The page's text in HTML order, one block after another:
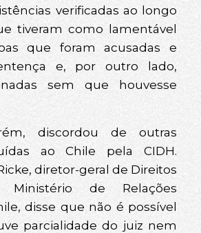
verificadas ao longo
tiveram como lamentável
que foram acusadas e
e, por outro lado,
sem que houvesse
discordou de outras
ao Chile pela CIDH.
diretor-geral de Direitos
de Relações
disse que não é possível
parcialidade do juiz nem